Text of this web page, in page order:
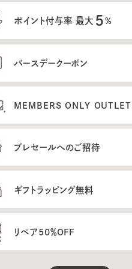
ポイント付与率 最大 %
バースデークーポン
MEMBERS ONLY OUTLETのご
プレセールへのご招待
ギフトラッピング無料
リペア50％OFF